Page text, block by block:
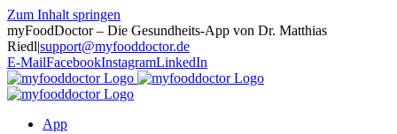
Zum Inhalt springen
myFoodDoctor – Die Gesundheits-App von Dr. Matthias
Riedl|support@myfooddoctor.de
E-MailFacebookInstagramLinkedIn
App